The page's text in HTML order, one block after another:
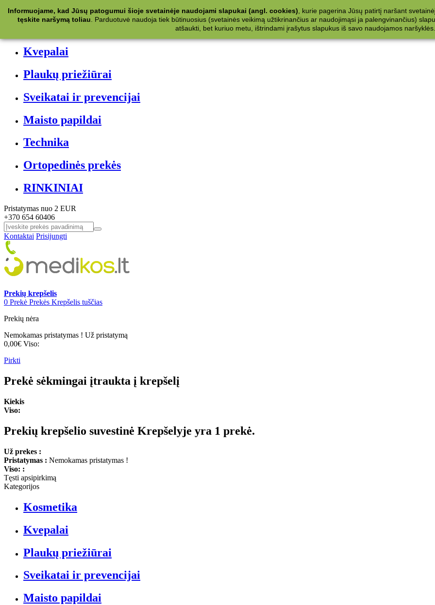
Kategorijos
Kvepalai
Plaukų priežiūrai
Sveikatai ir prevencijai
Maisto papildai
Technika
Ortopedinės prekės
RINKINIAI
Pristatymas nuo 2 EUR
+370 654 60406
Kontaktai Prisijungti
Prekių krepšelis
0 Prekė Prekės Krepšelis tuščias
Prekių nėra
Nemokamas pristatymas ! Už pristatymą
0,00€ Viso:
Pirkti
Prekė sėkmingai įtraukta į krepšelį
Kiekis
Viso:
Prekių krepšelio suvestinė Krepšelyje yra 1 prekė.
Už prekes :
Pristatymas : Nemokamas pristatymas !
Viso: :
Tęsti apsipirkimą
Kategorijos
Kosmetika
Kvepalai
Plaukų priežiūrai
Sveikatai ir prevencijai
Maisto papildai
Informuojame, kad Jūsų patogumui šioje svetainėje naudojami slapukai (angl. cookies) , kurie pagerina Jūsų patirtį naršant
tęskite naršymą toliau
Parduotuvė naudoja tiek būtinuosius (svetainės veikimą užtikrinančius ar naudojimąsi ja palengvinančius)
atšaukti, bet kuriuo metu, ištrindami įrašytus slapukus iš savo naudojamos naršyklės.